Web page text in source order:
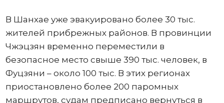
В Шанхае уже эвакуировано более 30 тыс.
жителей прибрежных районов. В провинции
Чжэцзян временно переместили в
безопасное место свыше 390 тыс. человек, в
Фуцзяни – около 100 тыс. В этих регионах
приостановлено более 200 паромных
маршрутов, судам предписано вернуться в